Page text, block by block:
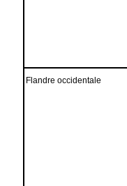
Flandre occidentale